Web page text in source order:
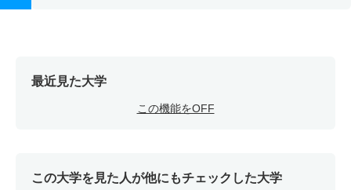
最近見た大学
この機能をOFF
この大学を見た人が他にもチェックした大学